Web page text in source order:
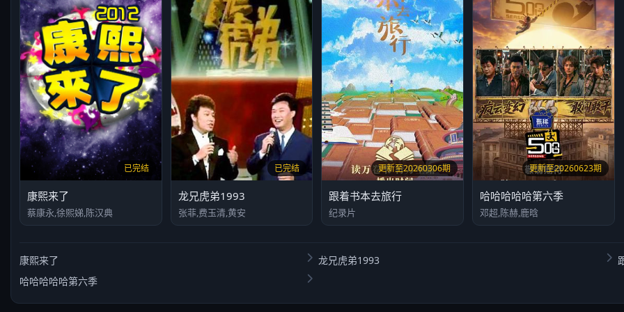
已完结
康熙来了
蔡康永,徐熙娣,陈汉典
已完结
龙兄虎弟1993
张菲,费玉清,黄安
更新至20260306期
跟着书本去旅行
纪录片
更新至20260623期
哈哈哈哈哈第六季
邓超,陈赫,鹿晗
康熙来了 龙兄虎弟1993
哈哈哈哈哈第六季